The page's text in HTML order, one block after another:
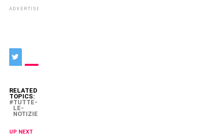
ADVERTISEMENT
RELATED
TOPICS:
TUTTE-
LE-
NOTIZIE
UP NEXT